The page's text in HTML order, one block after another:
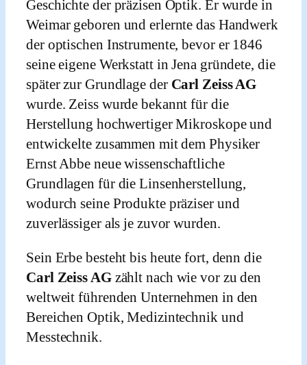
Geschichte der präzisen Optik. Er wurde in
Weimar geboren und erlernte das Handwerk
der optischen Instrumente, bevor er 1846
seine eigene Werkstatt in Jena gründete, die
später zur Grundlage der Carl Zeiss AG
wurde. Zeiss wurde bekannt für die
Herstellung hochwertiger Mikroskope und
entwickelte zusammen mit dem Physiker
Ernst Abbe neue wissenschaftliche
Grundlagen für die Linsenherstellung,
wodurch seine Produkte präziser und
zuverlässiger als je zuvor wurden.
Sein Erbe besteht bis heute fort, denn die
Carl Zeiss AGzählt nach wie vor zu den
weltweit führenden Unternehmen in den
Bereichen Optik, Medizintechnik und
Messtechnik.